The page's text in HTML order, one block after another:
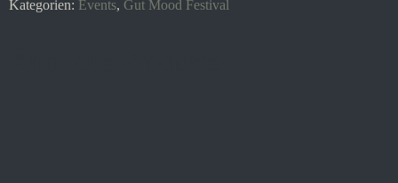
Kategorien: Events, Gut Mood Festival